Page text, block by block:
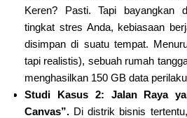
Keren? Pasti. Tapi bayangkan
tingkat stres Anda, kebiasaan
disimpan di suatu tempat.
tapi realistis), sebuah rumah
menghasilkan 150 GB data
Studi Kasus 2: Jalan Raya
Canvas”. Di distrik bisnis